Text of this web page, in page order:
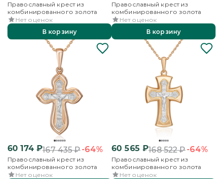
Православный крест из
комбинированного золота
Нет оценок
В корзину
Православный крест из
комбинированного золота
Нет оценок
В корзину
60 174₽167 435₽-64%
Православный крест из
комбинированного золота
Нет оценок
60 565 ₽168 522₽-64%
Православный крест из
комбинированного золота
Нет оценок